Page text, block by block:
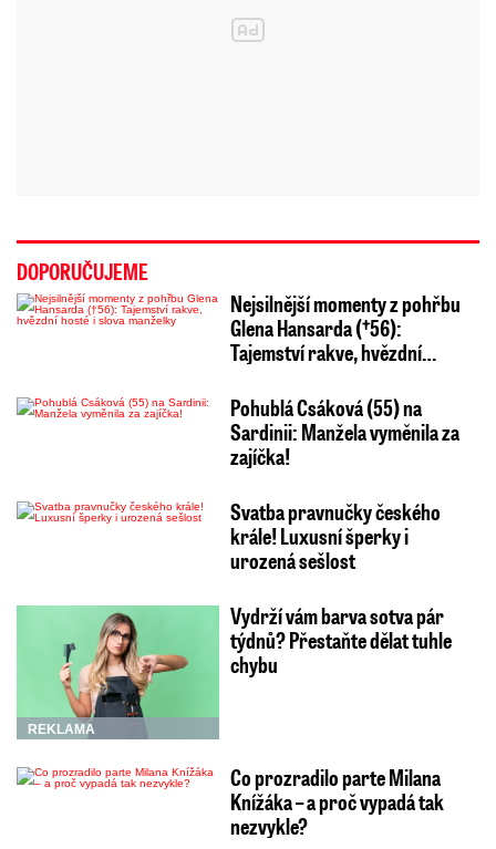
DOPORUČUJEME
Nejsilnější momenty z pohřbu
Glena Hansarda (†56):
Tajemství rakve, hvězdní…
Pohublá Csáková (55) na
Sardinii: Manžela vyměnila za
zajíčka!
Svatba pravnučky českého
krále! Luxusní šperky i
urozená sešlost
REKLAMA
Vydrží vám barva sotva pár
týdnů? Přestaňte dělat tuhle
chybu
Co prozradilo parte Milana
Knížáka – a proč vypadá tak
nezvykle?